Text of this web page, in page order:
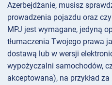
Azerbejdżanie, musisz
prowadzenia pojazdu oraz
MPJ jest wymagane, jedyną
tłumaczenia Twojego prawa
dostawą lub w wersji
wypożyczalni samochodów,
akceptowana), na przykład